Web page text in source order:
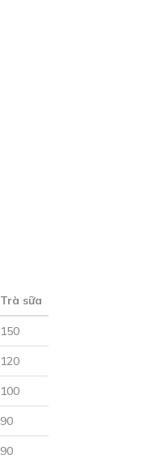
Trà sữa
150
120
100
90
90